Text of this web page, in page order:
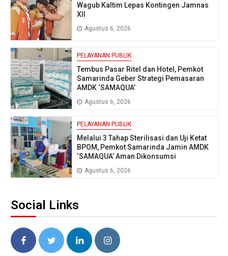
Wagub Kaltim Lepas Kontingen Jamnas
XII
Agustus 6, 2026
PELAYANAN PUBLIK
Tembus Pasar Ritel dan Hotel, Pemkot
Samarinda Geber Strategi Pemasaran
AMDK ‘SAMAQUA’
Agustus 6, 2026
PELAYANAN PUBLIK
Melalui 3 Tahap Sterilisasi dan Uji Ketat
BPOM, Pemkot Samarinda Jamin AMDK
‘SAMAQUA’ Aman Dikonsumsi
Agustus 6, 2026
Social Links